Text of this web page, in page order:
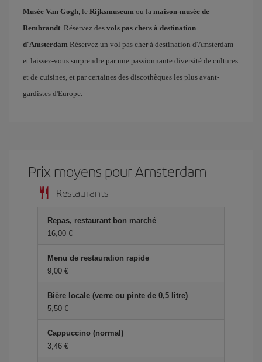
Musée Van Gogh, le Rijksmuseum ou la maison-musée de
Rembrandt. Réservez des vols pas chers à destination
d'Amsterdam Réservez un vol pas cher à destination d'Amsterdam
et laissez-vous surprendre par une passionnante diversité de cultures
et de cuisines, et par certaines des discothèques les plus avant-
gardistes d'Europe.
Prix ​​moyens pour Amsterdam
Restaurants
Repas, restaurant bon marché
16,00 €
Menu de restauration rapide
9,00 €
Bière locale (verre ou pinte de 0,5 litre)
5,50 €
Cappuccino (normal)
3,46 €